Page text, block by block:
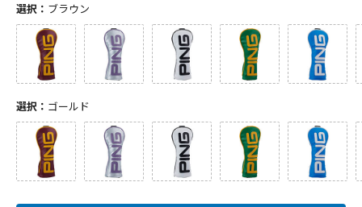
選択： ブラウン
選択： ゴールド